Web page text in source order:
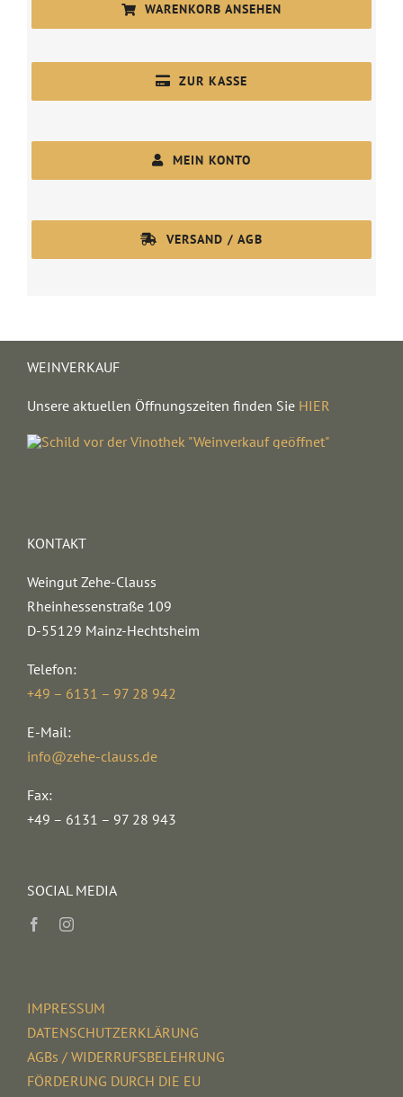
WARENKORB ANSEHEN
ZUR KASSE
MEIN KONTO
VERSAND / AGB
WEINVERKAUF
Unsere aktuellen Öffnungszeiten finden Sie HIER
KONTAKT
Weingut Zehe-Clauss
Rheinhessenstraße 109
D-55129 Mainz-Hechtsheim
Telefon:
+49 – 6131 – 97 28 942
E-Mail:
info@zehe-clauss.de
Fax:
+49 – 6131 – 97 28 943
SOCIAL MEDIA
IMPRESSUM
DATENSCHUTZERKLÄRUNG
AGBs / WIDERRUFSBELEHRUNG
FÖRDERUNG DURCH DIE EU